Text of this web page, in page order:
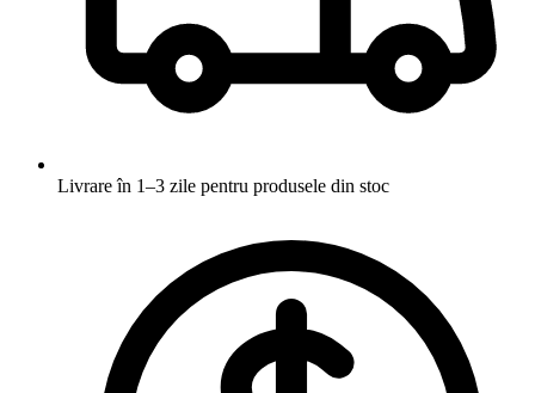
Livrare în 1–3 zile pentru produsele din stoc